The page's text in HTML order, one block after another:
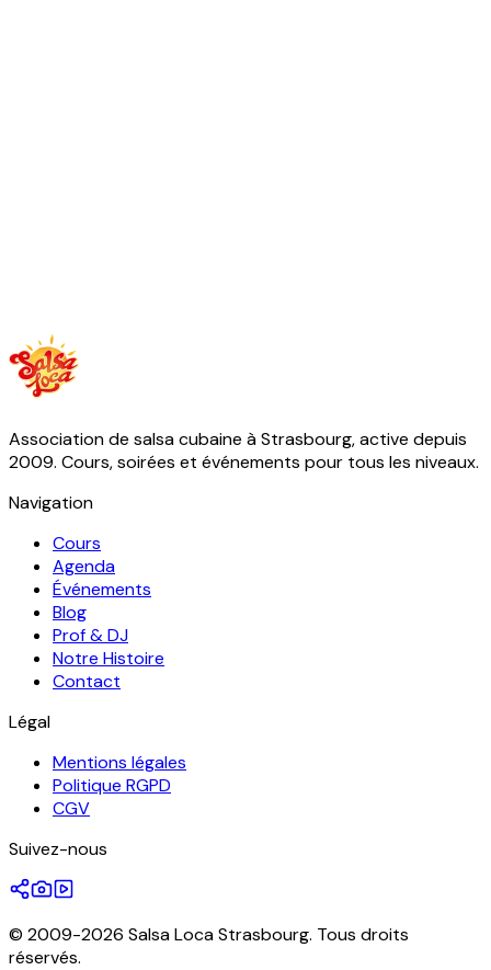
Association de salsa cubaine à Strasbourg, active depuis
2009. Cours, soirées et événements pour tous les niveaux.
Navigation
Cours
Agenda
Événements
Blog
Prof & DJ
Notre Histoire
Contact
Légal
Mentions légales
Politique RGPD
CGV
Suivez-nous
© 2009-2026 Salsa Loca Strasbourg. Tous droits
réservés.